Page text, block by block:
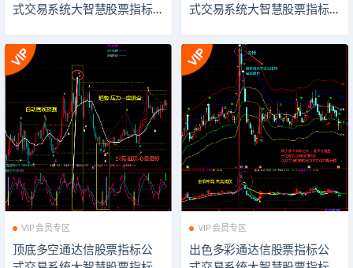
式交易系统大智慧股票指标
标公式飞狐股票指标公式模
板看盘辅助插件指示器软件
式交易系统大智慧股票指标
标公式飞狐股票指标公式模
板看盘辅助插件指示器软件
VIP会员专区
顶底多空通达信股票指标公
VIP会员专区
出色多彩通达信股票指标公